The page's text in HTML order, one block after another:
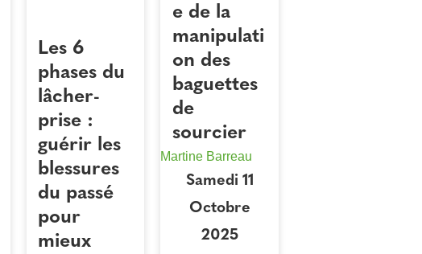
Les 6
phases du
lâcher-
prise :
guérir les
blessures
du passé
pour
mieux
e de la
manipulati
on des
baguettes
de
sourcier
Martine Barreau
Samedi 11
Octobre
2025